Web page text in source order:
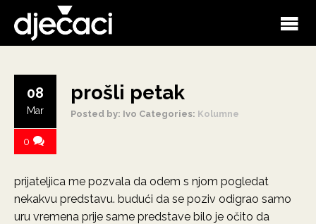
prošli petak
Posted by: Ivo Categories: Kolumne
08
Mar
0
prijateljica me pozvala da odem s njom pogledat
nekakvu predstavu. budući da se poziv odigrao samo
uru vremena prije same predstave bilo je očito da